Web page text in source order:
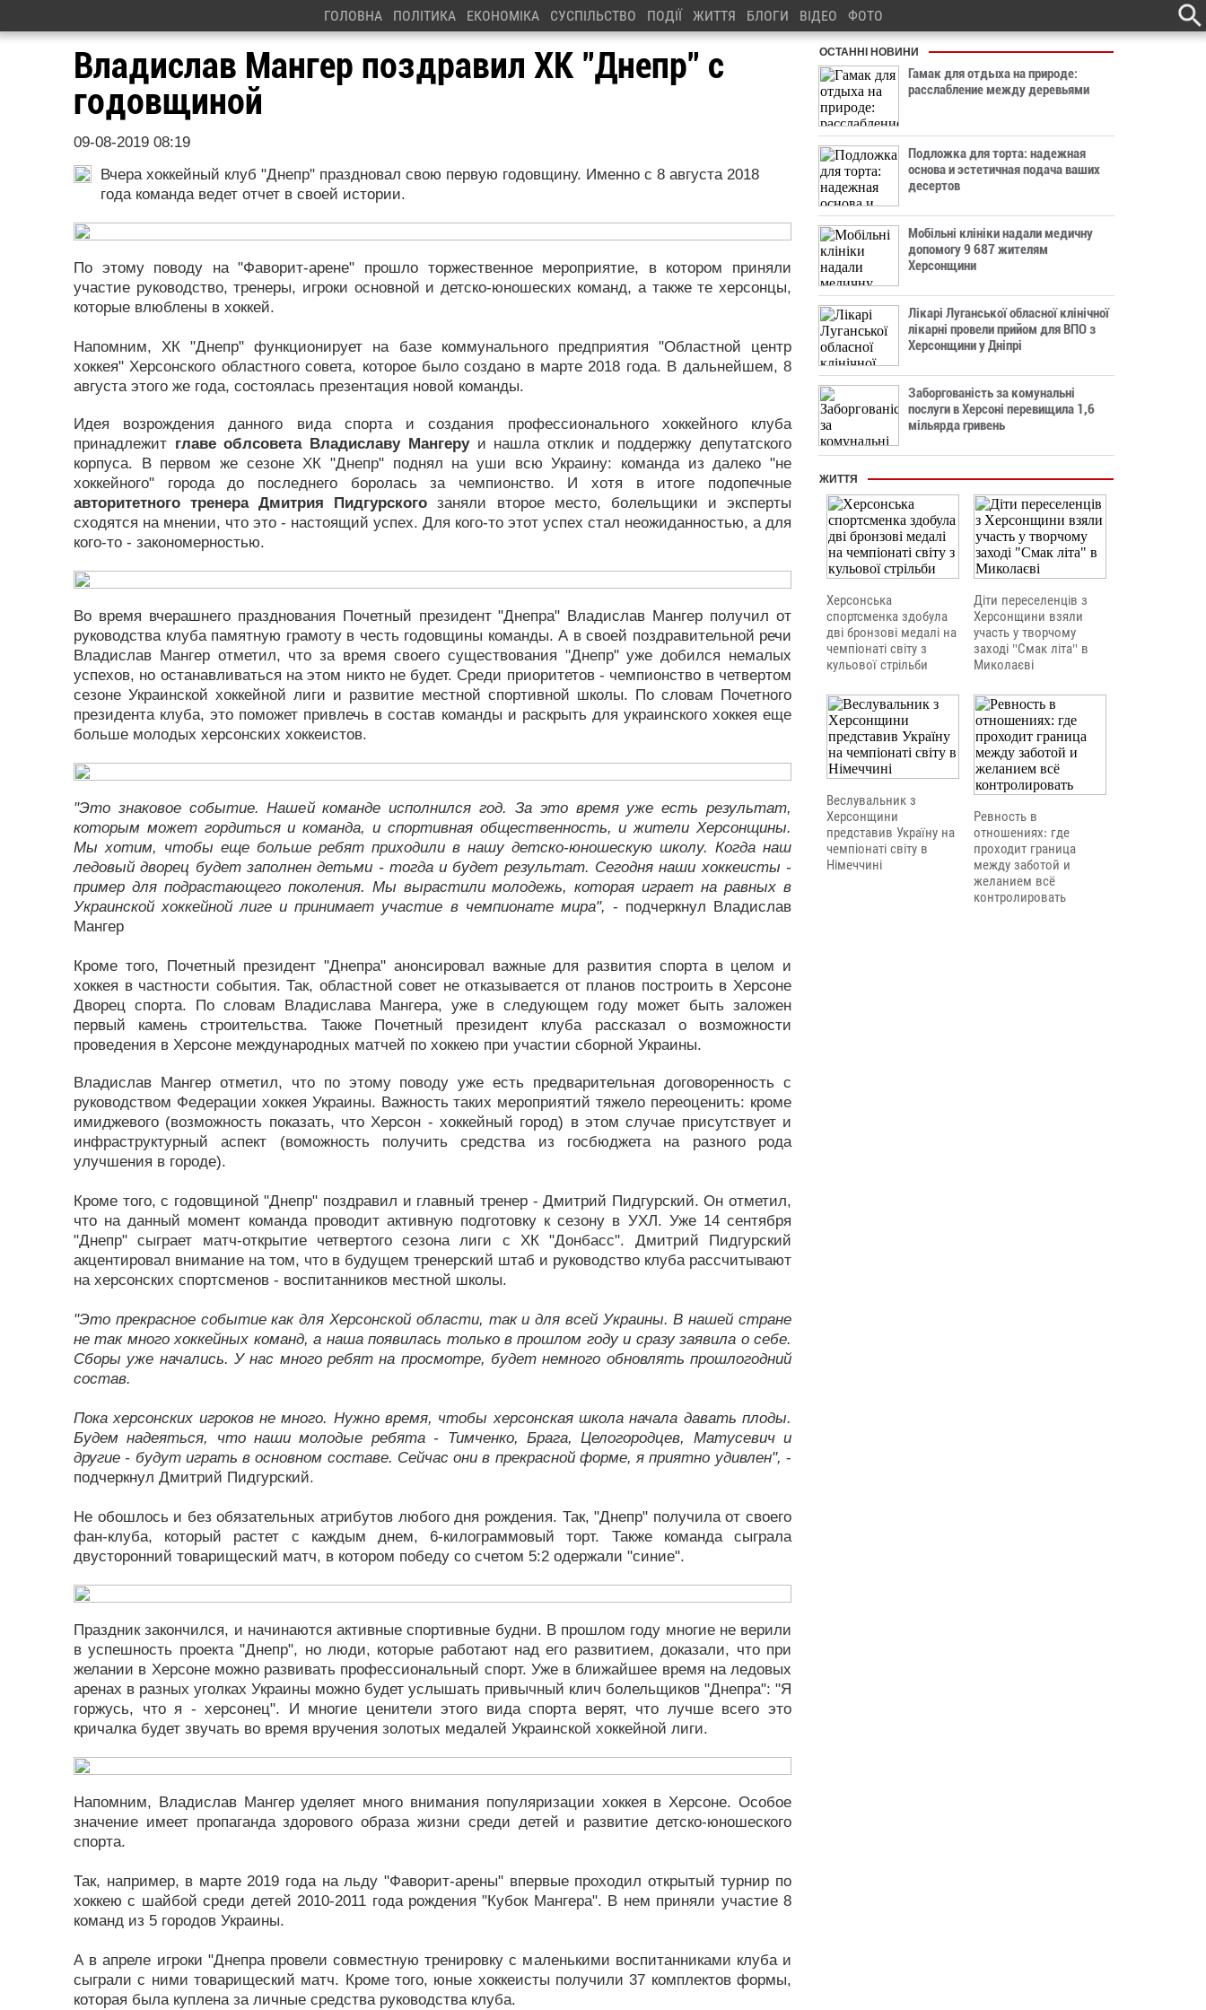
ГОЛОВНА ПОЛІТИКА ЕКОНОМІКА СУСПІЛЬСТВО ПОДІЇ ЖИТТЯ БЛОГИ ВІДЕО ФОТО
Владислав Мангер поздравил ХК "Днепр" с
годовщиной
09-08-2019 08:19
Вчера хоккейный клуб "Днепр" праздновал свою первую годовщину. Именно с 8 августа 2018
года команда ведет отчет в своей истории.
По этому поводу на "Фаворит-арене" прошло торжественное мероприятие, в котором приняли
участие руководство, тренеры, игроки основной и детско-юношеских команд, а также те херсонцы,
которые влюблены в хоккей.
Напомним, ХК "Днепр" функционирует на базе коммунального предприятия "Областной центр
хоккея" Херсонского областного совета, которое было создано в марте 2018 года. В дальнейшем, 8
августа этого же года, состоялась презентация новой команды.
Идея возрождения данного вида спорта и создания профессионального хоккейного клуба
принадлежит главе облсовета Владиславу Мангеруи нашла отклик и поддержку депутатского
корпуса. В первом же сезоне ХК "Днепр" поднял на уши всю Украину: команда из далеко "не
хоккейного" города до последнего боролась за чемпионство. И хотя в итоге подопечные
авторитетного тренера Дмитрия Пидгурского заняли второе место, болельщики и эксперты
сходятся на мнении, что это - настоящий успех. Для кого-то этот успех стал неожиданностью, а для
кого-то - закономерностью.
Во время вчерашнего празднования Почетный президент "Днепра" Владислав Мангер получил от
руководства клуба памятную грамоту в честь годовщины команды. А в своей поздравительной речи
Владислав Мангер отметил, что за время своего существования "Днепр" уже добился немалых
успехов, но останавливаться на этом никто не будет. Среди приоритетов - чемпионство в четвертом
сезоне Украинской хоккейной лиги и развитие местной спортивной школы. По словам Почетного
президента клуба, это поможет привлечь в состав команды и раскрыть для украинского хоккея еще
больше молодых херсонских хоккеистов.
"Это знаковое событие. Нашей команде исполнился год. За это время уже есть результат,
которым может гордиться и команда, и спортивная общественность, и жители Херсонщины.
Мы хотим, чтобы еще больше ребят приходили в нашу детско-юношескую школу. Когда наш
ледовый дворец будет заполнен детьми - тогда и будет результат. Сегодня наши хоккеисты -
пример для подрастающего поколения. Мы вырастили молодежь, которая играет на равных в
Украинской хоккейной лиге и принимает участие в чемпионате мира", - подчеркнул Владислав
Мангер
Кроме того, Почетный президент "Днепра" анонсировал важные для развития спорта в целом и
хоккея в частности события. Так, областной совет не отказывается от планов построить в Херсоне
Дворец спорта. По словам Владислава Мангера, уже в следующем году может быть заложен
первый камень строительства. Также Почетный президент клуба рассказал о возможности
проведения в Херсоне международных матчей по хоккею при участии сборной Украины.
Владислав Мангер отметил, что по этому поводу уже есть предварительная договоренность с
руководством Федерации хоккея Украины. Важность таких мероприятий тяжело переоценить: кроме
имиджевого (возможность показать, что Херсон - хоккейный город) в этом случае присутствует и
инфраструктурный аспект (воможность получить средства из госбюджета на разного рода
улучшения в городе).
Кроме того, с годовщиной "Днепр" поздравил и главный тренер - Дмитрий Пидгурский. Он отметил,
что на данный момент команда проводит активную подготовку к сезону в УХЛ. Уже 14 сентября
"Днепр" сыграет матч-открытие четвертого сезона лиги с ХК "Донбасс". Дмитрий Пидгурский
акцентировал внимание на том, что в будущем тренерский штаб и руководство клуба рассчитывают
на херсонских спортсменов - воспитанников местной школы.
"Это прекрасное событие как для Херсонской области, так и для всей Украины. В нашей стране
не так много хоккейных команд, а наша появилась только в прошлом году и сразу заявила о себе.
Сборы уже начались. У нас много ребят на просмотре, будет немного обновлять прошлогодний
состав.
Пока херсонских игроков не много. Нужно время, чтобы херсонская школа начала давать плоды.
Будем надеяться, что наши молодые ребята - Тимченко, Брага, Целогородцев, Матусевич и
другие - будут играть в основном составе. Сейчас они в прекрасной форме, я приятно удивлен", -
подчеркнул Дмитрий Пидгурский.
Не обошлось и без обязательных атрибутов любого дня рождения. Так, "Днепр" получила от своего
фан-клуба, который растет с каждым днем, 6-килограммовый торт. Также команда сыграла
двусторонний товарищеский матч, в котором победу со счетом 5:2 одержали "синие".
Праздник закончился, и начинаются активные спортивные будни. В прошлом году многие не верили
в успешность проекта "Днепр", но люди, которые работают над его развитием, доказали, что при
желании в Херсоне можно развивать профессиональный спорт. Уже в ближайшее время на ледовых
аренах в разных уголках Украины можно будет услышать привычный клич болельщиков "Днепра": "Я
горжусь, что я - херсонец". И многие ценители этого вида спорта верят, что лучше всего это
кричалка будет звучать во время вручения золотых медалей Украинской хоккейной лиги.
Напомним, Владислав Мангер уделяет много внимания популяризации хоккея в Херсоне. Особое
значение имеет пропаганда здорового образа жизни среди детей и развитие детско-юношеского
спорта.
Так, например, в марте 2019 года на льду "Фаворит-арены" впервые проходил открытый турнир по
хоккею с шайбой среди детей 2010-2011 года рождения "Кубок Мангера". В нем приняли участие 8
команд из 5 городов Украины.
А в апреле игроки "Днепра провели совместную тренировку с маленькими воспитанниками клуба и
сыграли с ними товарищеский матч. Кроме того, юные хоккеисты получили 37 комплектов формы,
которая была куплена за личные средства руководства клуба.
ОСТАННІ НОВИНИ
Гамак для отдыха на природе:
расслабление между деревьями
Подложка для торта: надежная
основа и эстетичная подача ваших
десертов
Мобільні клініки надали медичну
допомогу 9 687 жителям
Херсонщини
Лікарі Луганської обласної клінічної
лікарні провели прийом для ВПО з
Херсонщини у Дніпрі
Заборгованість за комунальні
послуги в Херсоні перевищила 1,6
мільярда гривень
ЖИТТЯ
Херсонська
спортсменка здобула
дві бронзові медалі на
чемпіонаті світу з
кульової стрільби
Діти переселенців з
Херсонщини взяли
участь у творчому
заході "Смак літа" в
Миколаєві
Веслувальник з
Херсонщини
представив Україну на
чемпіонаті світу в
Німеччині
Ревность в
отношениях: где
проходит граница
между заботой и
желанием всё
контролировать